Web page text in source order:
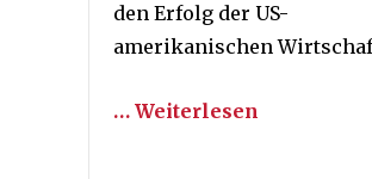
den Erfolg der US-
amerikanischen
… Weiterlesen